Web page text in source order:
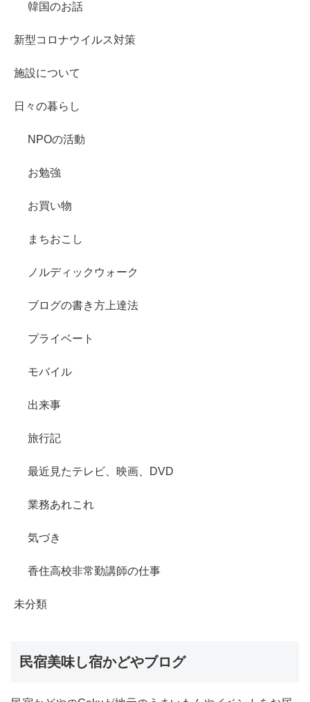
韓国のお話
新型コロナウイルス対策
施設について
日々の暮らし
NPOの活動
お勉強
お買い物
まちおこし
ノルディックウォーク
ブログの書き方上達法
プライベート
モバイル
出来事
旅行記
最近見たテレビ、映画、DVD
業務あれこれ
気づき
香住高校非常勤講師の仕事
未分類
民宿美味し宿かどやブログ